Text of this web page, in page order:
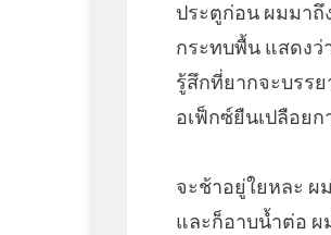
ประตูก่อน ผมมาถึ
กระทบพื้น แสดง
รู้สึกที่ยากจะบรร
อเฟ็กซ์ยืนเปลือย
จะช้าอยู่ใยหละ ผ
และก็อาบน้ำต่อ ผ